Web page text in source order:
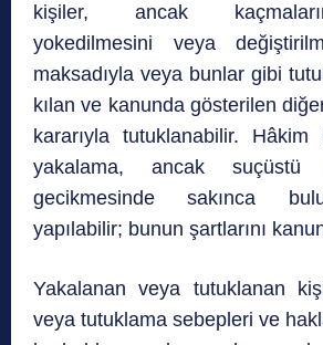
kişiler, ancak
yokedilmesini veya
maksadıyla veya bunlar gibi
kılan ve kanunda gösterilen
kararıyla tutuklanabilir. Hâkim
yakalama, ancak suçüstü
gecikmesinde sakınca
yapılabilir; bunun şartlarını
Yakalanan veya tutuklanan
veya tutuklama sebepleri ve